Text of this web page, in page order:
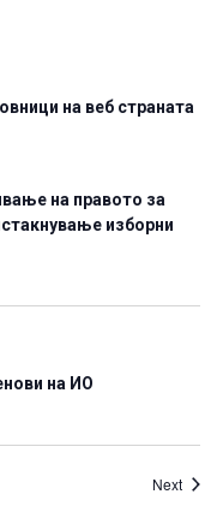
на веб страната
на правото за
изборни
на ИО
Next